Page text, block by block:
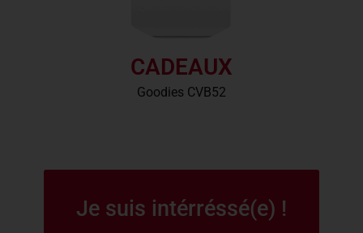
CADEAUX
Goodies CVB52
Je suis intérréssé(e) !